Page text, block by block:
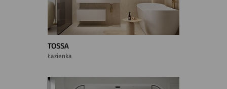
TOSSA
Łazienka